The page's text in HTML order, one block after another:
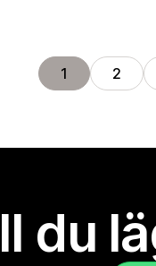
1 2
du